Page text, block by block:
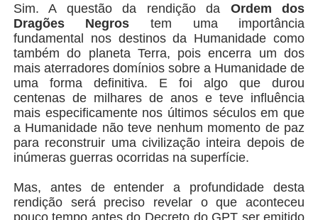
Sim. A questão da rendição da Ordem dos
Dragões Negros tem uma importância
fundamental nos destinos da Humanidade como
também do planeta Terra, pois encerra um dos
mais aterradores domínios sobre a Humanidade de
uma forma definitiva. E foi algo que durou
centenas de milhares de anos e teve influência
mais especificamente nos últimos séculos em que
a Humanidade não teve nenhum momento de paz
para reconstruir uma civilização inteira depois de
inúmeras guerras ocorridas na superfície.
Mas, antes de entender a profundidade desta
rendição será preciso revelar o que aconteceu
pouco tempo antes do Decreto do GPT ser emitido